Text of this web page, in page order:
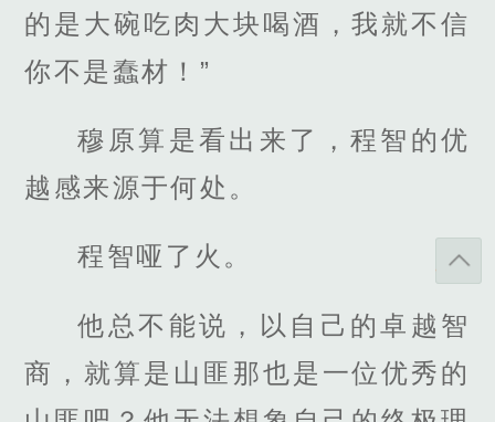
的是大碗吃肉大块喝酒，我就不信
你不是蠢材！”
穆原算是看出来了，程智的优
越感来源于何处。
程智哑了火。
他总不能说，以自己的卓越智
商，就算是山匪那也是一位优秀的